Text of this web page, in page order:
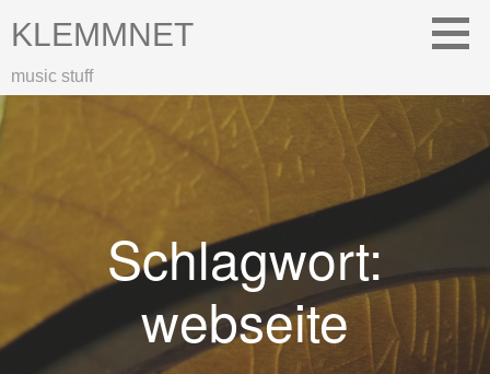
Inhalt
KLEMMNET
music stuff
Schlagwort:
webseite